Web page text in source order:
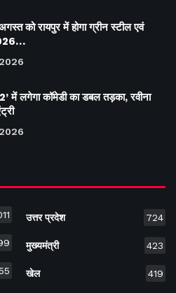
को रायपुर में होगा ग्रीन स्टील एवं
2’ में लगेगा कॉमेडी का डबल तड़का, रवीना
उत्तर प्रदेश 724
मुख्यमंत्री 423
खेल 419